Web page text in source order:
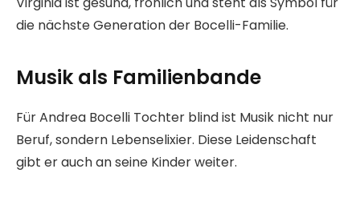
die nächste Generation der Bocelli-Familie.
Musik als Familienbande
Für Andrea Bocelli Tochter blind ist Musik nicht nur
Beruf, sondern Lebenselixier. Diese Leidenschaft
gibt er auch an seine Kinder weiter.